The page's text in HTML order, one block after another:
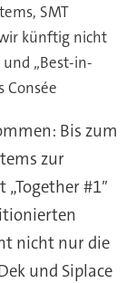
SMT
künftig nicht
„Best-in-
Consée
Bis zum
zur
#1″
nicht nur die
und Siplace